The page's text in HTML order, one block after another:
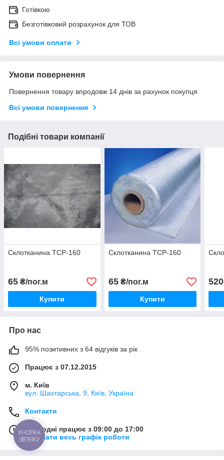
Готівкою
Безготівковий розрахунок для ТОВ
Всі умови оплати
Умови повернення
Повернення товару впродовж 14 днів за рахунок покупця
Всі умови повернення
Подібні товари компанії
Склотканина ТСР-160
65 ₴/пог.м
Купити
Склотканина ТСР-160
65₴/пог.м
Купити
520
Про нас
95% позитивних з 64 відгуків за рік
Працює з 07.12.2015
м. Київ
вул. Шахтарська, 9, Київ, Україна
Контакти
Сьогодні працює з 09:00 до 17:00
Показати весь графік роботи
КНОПКА
ЗВ'ЯЗКУ